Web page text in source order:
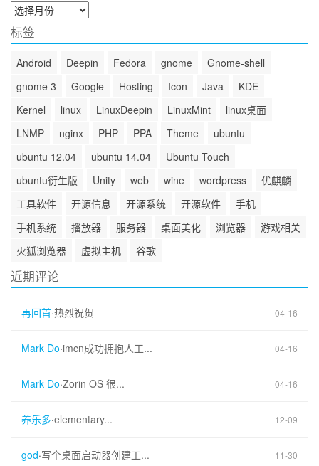
归
档
标签
Android Deepin Fedora gnome
Gnome-shell
gnome 3
Google Hosting Icon Java
KDE
Kernel
linux LinuxDeepin LinuxMint
linux桌面
LNMP
nginx PHP PPA Theme
ubuntu
ubuntu 12.04
ubuntu 14.04
Ubuntu Touch
ubuntu衍生版
Unity web wine wordpress
优麒麟
工具软件
开源信息 开源系统 开源软件
手机
手机系统
播放器 服务器 桌面美化 浏览器
游戏相关
火狐浏览器
虚拟主机 谷歌
近期评论
再回首·热烈祝贺 04-16
Mark Do·imcn成功拥抱人工... 04-16
Mark Do·Zorin OS 很... 04-16
养乐多·elementary... 12-09
god·写个桌面启动器创建工... 11-30